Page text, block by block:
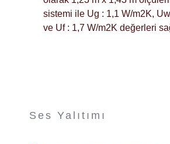
sistemi ile Ug : 1,1 W/m2K,
ve Uf : 1,7 W/m2K değerleri
Ses Yalıtımı